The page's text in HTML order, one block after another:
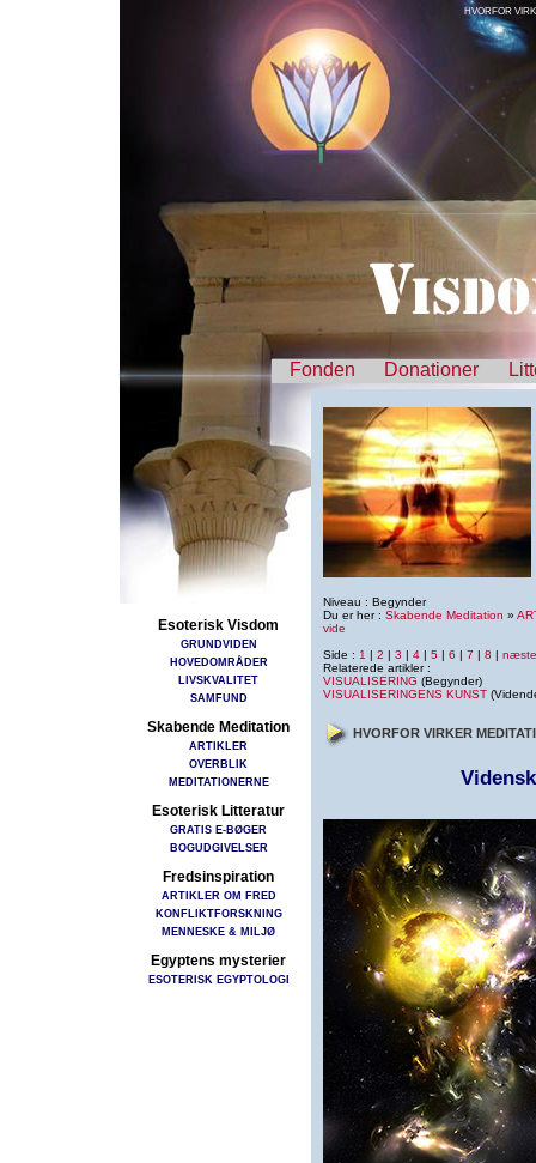
HVORFOR
Fonden Donationer
Esoterisk Visdom
GRUNDVIDEN
HOVEDOMRÅDER
LIVSKVALITET
SAMFUND
Skabende Meditation
ARTIKLER
OVERBLIK
MEDITATIONERNE
Esoterisk Litteratur
GRATIS E-BØGER
BOGUDGIVELSER
Fredsinspiration
ARTIKLER OM FRED
KONFLIKTFORSKNING
MENNESKE & MILJØ
Egyptens mysterier
ESOTERISK EGYPTOLOGI
Niveau : Begynder
Du er her : Skabende Meditation »
vide
Side : 1 | 2 | 3 | 4 | 5 | 6 | 7 | 8 | næste
Relaterede artikler :
VISUALISERING (Begynder)
VISUALISERINGENS KUNST
HVORFOR VIRKER